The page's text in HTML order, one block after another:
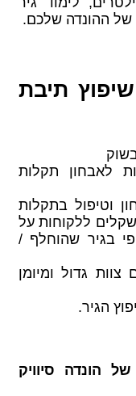
של ההונדה שלכם.
תיבת
לאבחון תקלות
וטיפול בתקלות
ללקוחות על
בגיר שהוחלף /
צוות גדול ומיומן
הגיר.
הונדה סיוויק